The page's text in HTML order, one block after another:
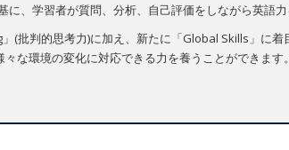
、学習者が質問、分析、自己評価をしながら英語
(批判的思考力)に加え、新たに「Global Skills」に
な環境の変化に対応できる力を養うことができます